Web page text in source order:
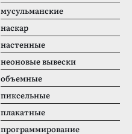
мусульманские
наскар
настенные
неоновые вывески
объемные
пиксельные
плакатные
программирование